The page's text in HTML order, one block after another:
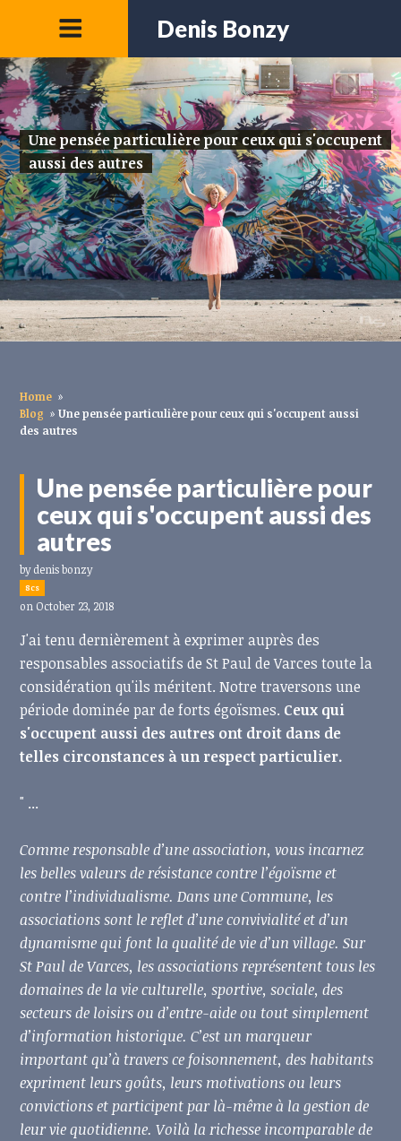
Denis Bonzy
Une pensée particulière pour ceux qui s'occupent
aussi des autres
Home »
Blog » Une pensée particulière pour ceux qui s'occupent aussi
des autres
Une pensée particulière pour
ceux qui s'occupent aussi des
autres
bydenis bonzy
8cs
on October 23, 2018
J'ai tenu dernièrement à exprimer auprès des
responsables associatifs de St Paul de Varces toute la
considération qu'ils méritent. Notre traversons une
période dominée par de forts égoïsmes. Ceux qui
s'occupent aussi des autres ont droit dans de
telles circonstances à un respect particulier.
" ...
Comme responsable d’une association, vous incarnez
les belles valeurs de résistance contre l’égoïsme et
contre l’individualisme. Dans une Commune, les
associations sont le reflet d’une convivialité et d’un
dynamisme qui font la qualité de vie d’un village. Sur
St Paul de Varces, les associations représentent tous les
domaines de la vie culturelle, sportive, sociale, des
secteurs de loisirs ou d’entre-aide ou tout simplement
d’information historique. C’est un marqueur
important qu’à travers ce foisonnement, des habitants
expriment leurs goûts, leurs motivations ou leurs
convictions et participent par là-même à la gestion de
leur vie quotidienne. Voilà la richesse incomparable de